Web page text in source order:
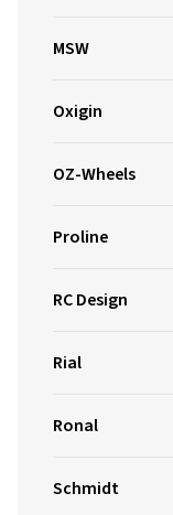
MSW
Oxigin
OZ-Wheels
Proline
RC Design
Rial
Ronal
Schmidt